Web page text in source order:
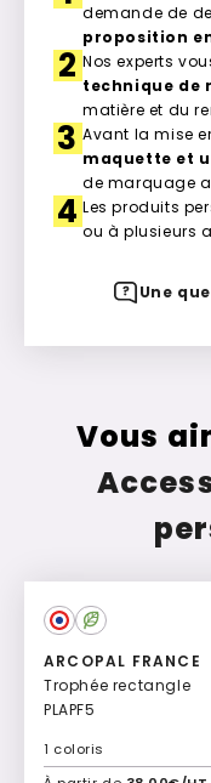
demande de
proposition
2 Nos experts
technique de
matière et du
3 Avant la mise
maquette et
de marquage
4 Les produits
ou à plusieurs
Une
Vous
ARCOPAL FRANCE
Trophée rectangle
PLAPF5
1 coloris